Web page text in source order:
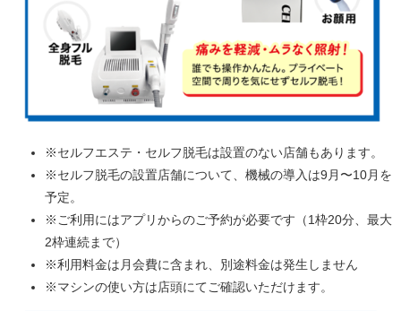
※セルフエステ・セルフ脱毛は設置のない店舗もあります。
※セルフ脱毛の設置店舗について、機械の導入は9月〜10月を
予定。
※ご利用にはアプリからのご予約が必要です（1枠20分、最大
2枠連続まで）
※利用料金は月会費に含まれ、別途料金は発生しません
※マシンの使い方は店頭にてご確認いただけます。